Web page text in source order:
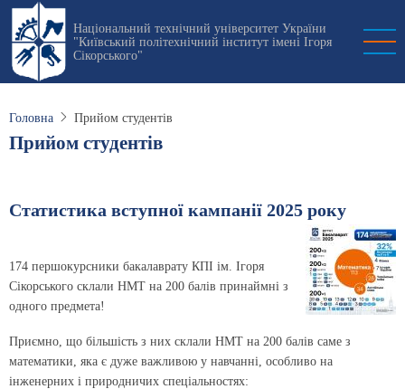
Перейти
основного
вмісту
Національний технічний університет України
"Київський політехнічний інститут імені Ігоря
Сікорського"
Головна Прийом студентів
Прийом студентів
Статистика вступної кампанії 2025 року
174 першокурсники бакалаврату КПІ ім. Ігоря
Сікорського склали НМТ на 200 балів принаймні з
одного предмета!
Приємно, що більшість з них склали НМТ на 200 балів саме з
математики, яка є дуже важливою у навчанні, особливо на
інженерних і природничих спеціальностях: